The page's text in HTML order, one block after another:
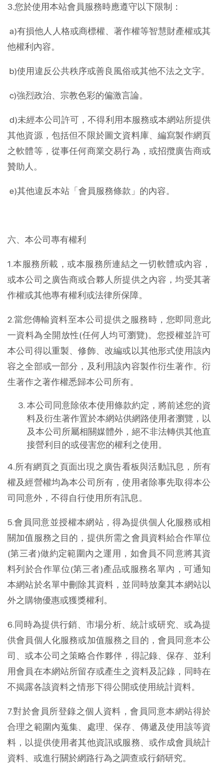
3.您於使用本站會員服務時應遵守以下限制：
他權利內容。
b)使用違反公共秩序或善良風俗或其他不法之文字。
c)強烈政治、宗教色彩的偏激言論。
其他資源，包括但不限於圖文資料庫、編寫製作網頁
之軟體等，從事任何商業交易行為，或招攬廣告商或
贊助人。
e)其他違反本站「會員服務條款」的內容。
六、本公司專有權利
1.本服務所載，或本服務所連結之一切軟體或內容，
或本公司之廣告商或合夥人所提供之內容，均受其著
作權或其他專有權利或法律所保障。
2.當您傳輸資料至本公司提供之服務時，您即同意此
一資料為全開放性(任何人均可瀏覽)。您授權並許可
本公司得以重製、修飾、改編或以其他形式使用該內
容之全部或一部分，及利用該內容製作衍生著作。衍
生著作之著作權悉歸本公司所有。
本公司同意除依本使用條款約定，將前述您的資
料及衍生著作置於本網站供網路使用者瀏覽，以
及本公司所屬相關媒體外，絕不非法轉供其他直
接營利目的或侵害您的權利之使用。
4.所有網頁之頁面出現之廣告看板與活動訊息，所有
權及經營權均為本公司所有，使用者除事先取得本公
司同意外，不得自行使用所有訊息。
5.會員同意並授權本網站，得為提供個人化服務或相
關加值服務之目的，提供所需之會員資料給合作單位
(第三者)做約定範圍內之運用，如會員不同意將其資
料列於合作單位(第三者)產品或服務名單內，可通知
本網站於名單中刪除其資料，並同時放棄其本網站以
外之購物優惠或獲獎權利。
6.同時為提供行銷、市場分析、統計或研究、或為提
供會員個人化服務或加值服務之目的，會員同意本公
司、或本公司之策略合作夥伴，得記錄、保存、並利
用會員在本網站所留存或產生之資料及記錄，同時在
不揭露各該資料之情形下得公開或使用統計資料。
7.對於會員所登錄之個人資料，會員同意本網站得於
合理之範圍內蒐集、處理、保存、傳遞及使用該等資
料，以提供使用者其他資訊或服務、或作成會員統計
資料、或進行關於網路行為之調查或行銷研究。